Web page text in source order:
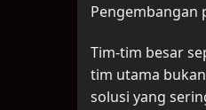
Pengembangan
Tim-tim besar
tim utama
solusi yang